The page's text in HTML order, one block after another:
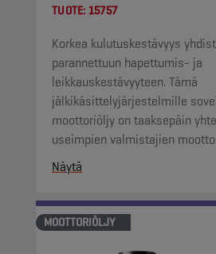
TUOTE: 15757
Korkea kulutuskestävyys
parannettuun hapettumis- ja
leikkauskestävyyteen. Tämä
jälkikäsittelyjärjestelmille
moottoriöljy on taaksepäin
useimpien valmistajien
Näytä
MOOTTORIÖLJY